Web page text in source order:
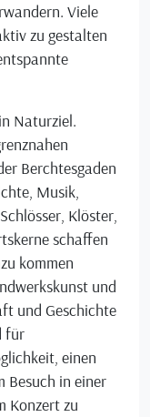
Viele
zu gestalten
Naturziel.
Berchtesgaden
Musik,
Klöster,
schaffen
kommen
und
und Geschichte
für
einen
Besuch in einer
Konzert zu